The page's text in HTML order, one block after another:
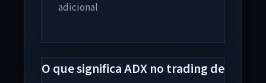
adicional
O que significa ADX no trading de